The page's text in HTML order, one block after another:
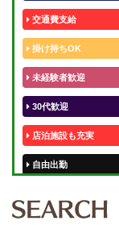
交通費支給
掛け持ちOK
未経験者歓迎
30代歓迎
店泊施設も充実
自由出勤